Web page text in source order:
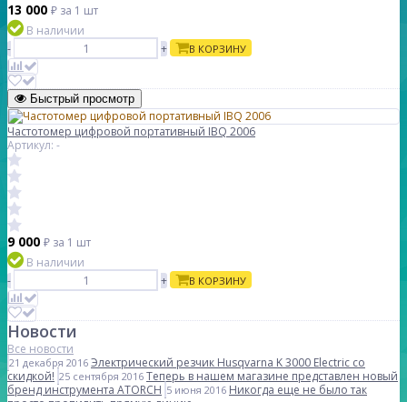
13 000 ₽ за 1 шт
В наличии
-
+ В КОРЗИНУ
Быстрый просмотр
Частотомер цифровой портативный IBQ 2006
Артикул: -
9 000 ₽ за 1 шт
В наличии
-
+ В КОРЗИНУ
Новости
Все новости
21 декабря 2016 Электрический резчик Husqvarna K 3000 Electric со
скидкой! 25 сентября 2016 Теперь в нашем магазине представлен новый
бренд инструмента ATORCH 5 июня 2016 Никогда еще не было так